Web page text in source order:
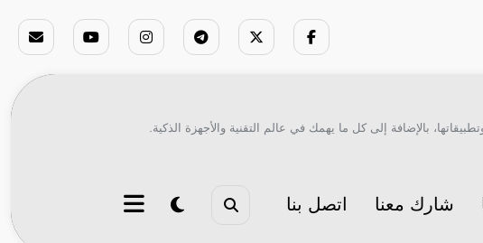
بالإضافة إلى كل ما يهمك في عالم التقنية والأجهزة الذكية.
شارك معنا اتصل بنا